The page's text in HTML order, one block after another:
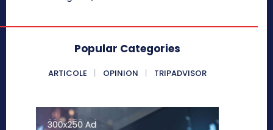
Popular Categories
ARTICOLE OPINION TRIPADVISOR